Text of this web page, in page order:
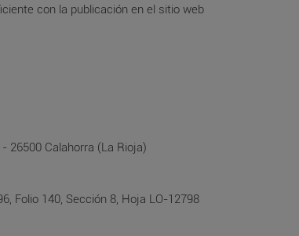
con la publicación en el sitio web
26500 Calahorra (La Rioja)
Folio 140, Sección 8, Hoja LO-12798